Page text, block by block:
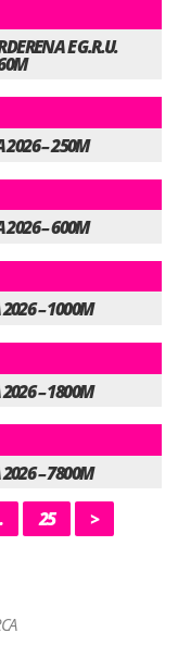
E G.R.U.
2026 – 250M
2026 – 600M
2026 – 1000M
2026 – 1800M
2026 – 7800M
25 >